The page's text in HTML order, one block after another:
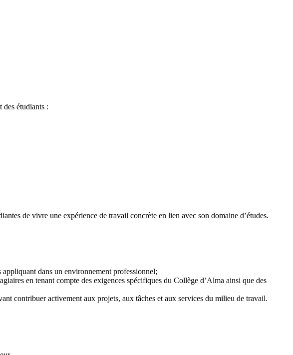
des étudiants :
de vivre une expérience de travail concrète en lien avec son domaine d’études.
appliquant dans un environnement professionnel;
en tenant compte des exigences spécifiques du Collège d’Alma ainsi que des
contribuer activement aux projets, aux tâches et aux services du milieu de travail.